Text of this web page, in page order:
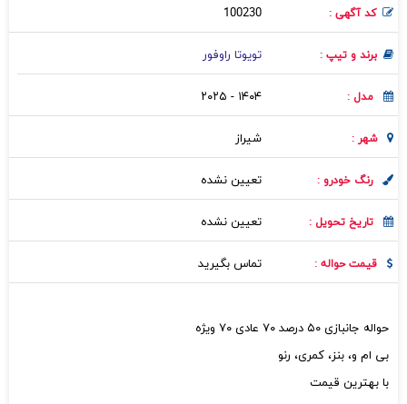
کد آگهی : 100230
برند و تیپ : تویوتا راوفور
مدل : ۱۴۰۴ - ۲۰۲۵
شهر : شيراز
رنگ خودرو : تعیین نشده
تاریخ تحویل : تعیین نشده
قیمت حواله : تماس بگیرید
حواله جانبازی ۵۰ درصد ۷۰ عادی ۷۰ ویژه
بی ام و، بنز، کمری، رنو
با بهترین قیمت